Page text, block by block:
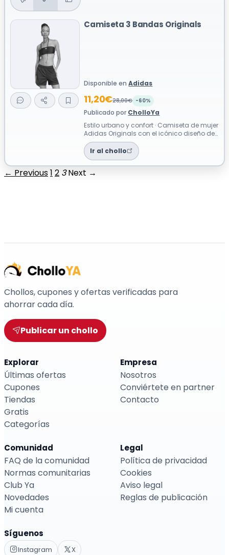
Camiseta 3 Bandas Originals
Disponible enAdidas
11,20€28,00€ -60%
Publicado por CholloYa
Estilo urbano y confort · Camiseta de mujer
Adidas Originals con el icónico diseño de
tres bandas Estilo deportivo y ...
Ir al chollo
← Previous1 2 3 Next →
Chollos, cupones y ofertas verificadas para
ahorrar cada día.
Publicar un chollo
Explorar
Últimas ofertas
Cupones
Tiendas
Gratis
Categorías
Empresa
Nosotros
Conviértete en partner
Contacto
Comunidad
FAQ de la comunidad
Normas comunitarias
Club Ya
Novedades
Mi cuenta
Legal
Política de privacidad
Cookies
Aviso legal
Reglas de publicación
Síguenos
Instagram
X